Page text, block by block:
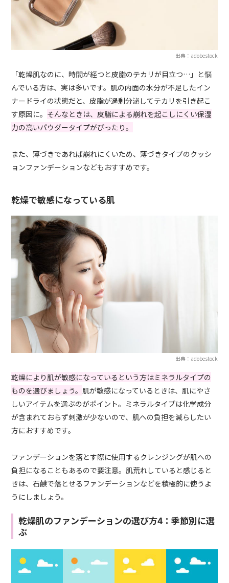
出典：adobestock
「乾燥肌なのに、時間が経つと皮脂のテカリが目立つ…」と悩
んでいる方は、実は多いです。肌の内面の水分が不足したイン
ナードライの状態だと、皮脂が過剰分泌してテカリを引き起こ
す原因に。 そんなときは、皮脂による崩れを起こしにくい保湿
力の高いパウダータイプがぴったり。
また、薄づきであれば崩れにくいため、薄づきタイプのクッシ
ョンファンデーションなどもおすすめです。
乾燥で敏感になっている肌
出典：adobestock
乾燥により肌が敏感になっているという方はミネラルタイプの
ものを選びましょう。 肌が敏感になっているときは、肌にやさ
しいアイテムを選ぶのがポイント。ミネラルタイプは化学成分
が含まれておらず刺激が少ないので、肌への負担を減らしたい
方におすすめです。
ファンデーションを落とす際に使用するクレンジングが肌への
負担になることもあるので要注意。肌荒れしていると感じると
きは、石鹸で落とせるファンデーションなどを積極的に使うよ
うにしましょう。
乾燥肌のファンデーションの選び方4：季節別に選
ぶ